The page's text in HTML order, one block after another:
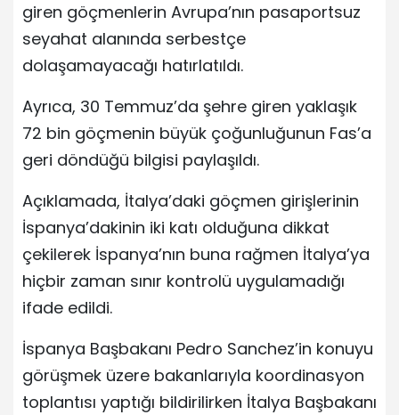
giren göçmenlerin Avrupa’nın pasaportsuz
seyahat alanında serbestçe
dolaşamayacağı hatırlatıldı.
Ayrıca, 30 Temmuz’da şehre giren yaklaşık
72 bin göçmenin büyük çoğunluğunun Fas’a
geri döndüğü bilgisi paylaşıldı.
Açıklamada, İtalya’daki göçmen girişlerinin
İspanya’dakinin iki katı olduğuna dikkat
çekilerek İspanya’nın buna rağmen İtalya’ya
hiçbir zaman sınır kontrolü uygulamadığı
ifade edildi.
İspanya Başbakanı Pedro Sanchez’in konuyu
görüşmek üzere bakanlarıyla koordinasyon
toplantısı yaptığı bildirilirken İtalya Başbakanı